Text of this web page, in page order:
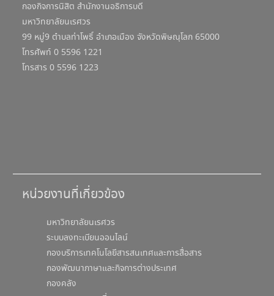
กองกิจการนิสิต สำนักงานอธิการบดี
มหาวิทยาลัยนเรศวร
99 หมู่9 ตำบลท่าโพธิ์ อำเภอเมือง จังหวัดพิษณุโลก 65000
โทรศัพท์ 0 5596 1221
โทรสาร 0 5596 1223
หน่วยงานที่เกี่ยวข้อง
มหาวิทยาลัยนเรศวร
ระบบลงทะเบียนออนไลน์
กองบริการเทคโนโลยีสารสนเทศและการสื่อสาร
กองพัฒนาภาษาและกิจการต่างประเทศ
กองคลัง